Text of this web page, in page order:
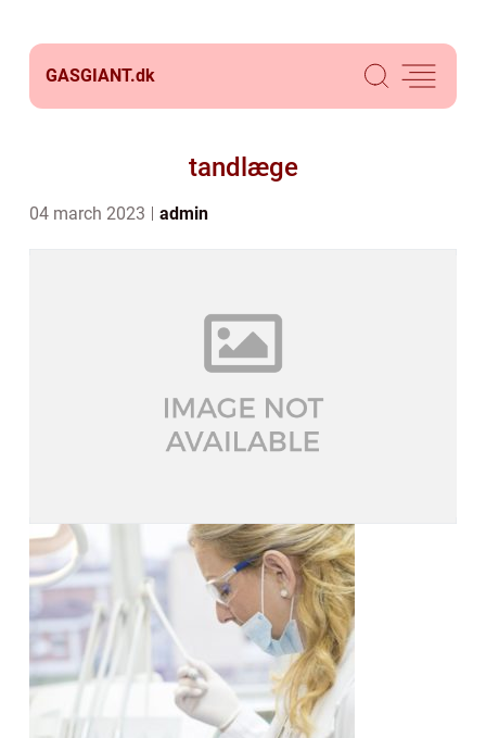
GASGIANT.dk
tandlæge
04 march 2023 admin